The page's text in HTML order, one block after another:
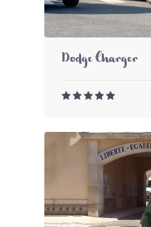
Dodge Charger